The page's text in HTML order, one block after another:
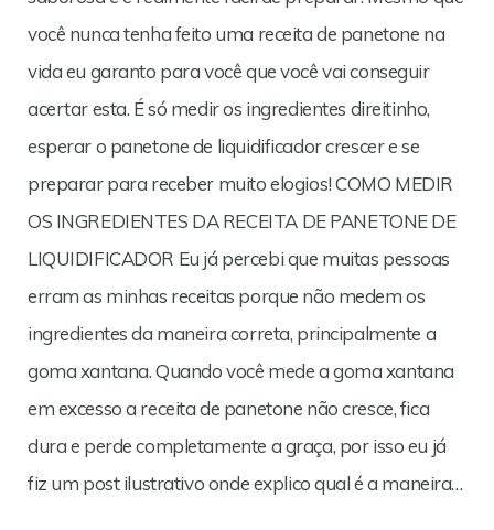
você nunca tenha feito uma receita de panetone na
vida eu garanto para você que você vai conseguir
acertar esta. É só medir os ingredientes direitinho,
esperar o panetone de liquidificador crescer e se
preparar para receber muito elogios! COMO MEDIR
OS INGREDIENTES DA RECEITA DE PANETONE DE
LIQUIDIFICADOR Eu já percebi que muitas pessoas
erram as minhas receitas porque não medem os
ingredientes da maneira correta, principalmente a
goma xantana. Quando você mede a goma xantana
em excesso a receita de panetone não cresce, fica
dura e perde completamente a graça, por isso eu já
fiz um post ilustrativo onde explico qual é a maneira…